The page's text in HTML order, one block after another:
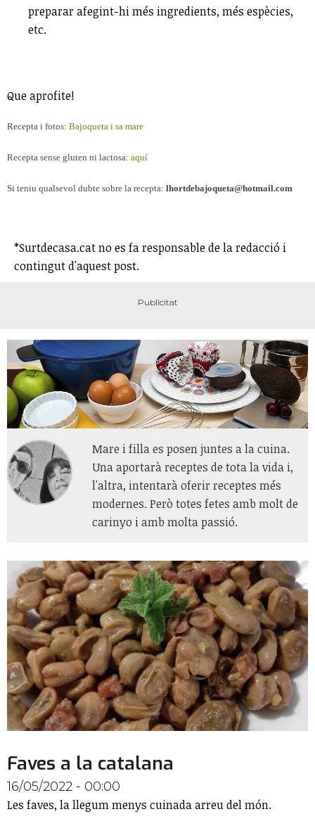
preparar afegint-hi més ingredients, més espècies,
etc.
Que aprofite!
Recepta i fotos: Bajoqueta i sa mare
Recepta sense gluten ni lactosa: aquí
Si teniu qualsevol dubte sobre la recepta: lhortdebajoqueta@hotmail.com
*Surtdecasa.cat no es fa responsable de la redacció i
contingut d'aquest post.
Mare i filla es posen juntes a la cuina.
Una aportarà receptes de tota la vida i,
l'altra, intentarà oferir receptes més
modernes. Però totes fetes amb molt de
carinyo i amb molta passió.
Faves a la catalana
16/05/2022 - 00:00
Les faves, la llegum menys cuinada arreu del món.